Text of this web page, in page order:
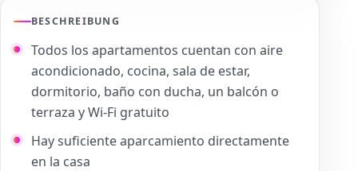
BESCHREIBUNG
Todos los apartamentos cuentan con aire
acondicionado, cocina, sala de estar,
dormitorio, baño con ducha, un balcón o
terraza y Wi-Fi gratuito
Hay suficiente aparcamiento directamente
en la casa